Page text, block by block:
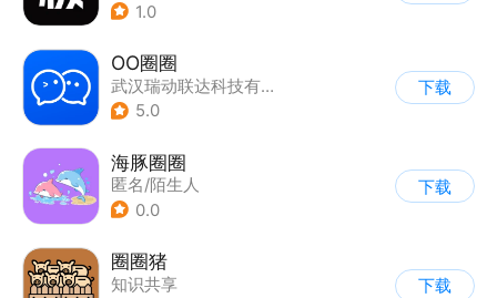
1.0
OO圈圈
武汉瑞动联达科技有限公司
5.0
下载
海豚圈圈
匿名/陌生人
0.0
下载
圈圈猪
知识共享
下载